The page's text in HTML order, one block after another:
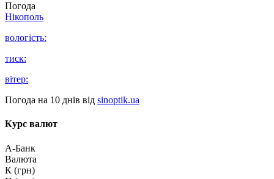
Погода
Нікополь
вологість:
тиск:
вітер:
Погода на 10 днів від sinoptik.ua
Курс валют
А-Банк
Валюта
К (грн)